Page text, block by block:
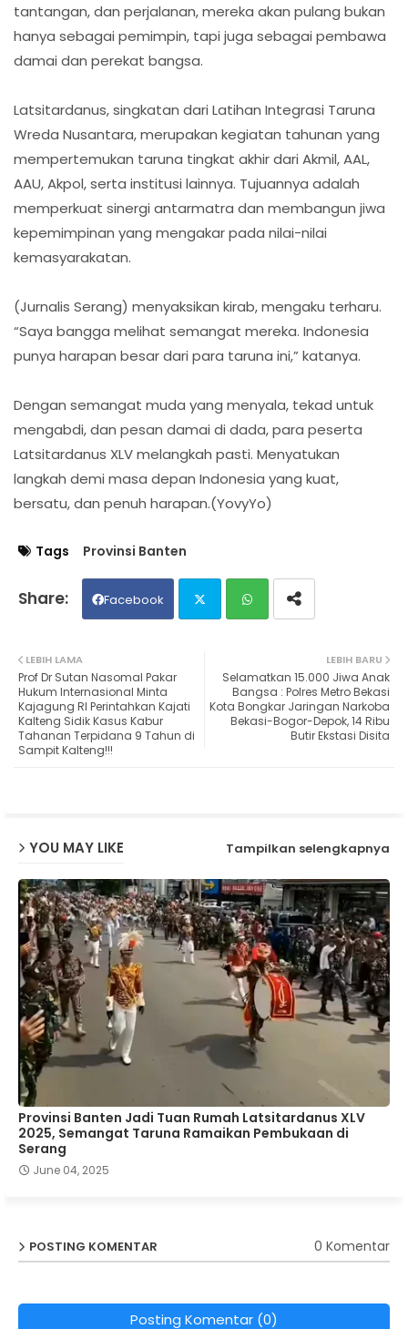
tantangan, dan perjalanan, mereka akan pulang bukan
hanya sebagai pemimpin, tapi juga sebagai pembawa
damai dan perekat bangsa.
Latsitardanus, singkatan dari Latihan Integrasi Taruna
Wreda Nusantara, merupakan kegiatan tahunan yang
mempertemukan taruna tingkat akhir dari Akmil, AAL,
AAU, Akpol, serta institusi lainnya. Tujuannya adalah
memperkuat sinergi antarmatra dan membangun jiwa
kepemimpinan yang mengakar pada nilai-nilai
kemasyarakatan.
(Jurnalis Serang) menyaksikan kirab, mengaku terharu.
“Saya bangga melihat semangat mereka. Indonesia
punya harapan besar dari para taruna ini,” katanya.
Dengan semangat muda yang menyala, tekad untuk
mengabdi, dan pesan damai di dada, para peserta
Latsitardanus XLV melangkah pasti. Menyatukan
langkah demi masa depan Indonesia yang kuat,
bersatu, dan penuh harapan.(YovyYo)
Tags Provinsi Banten
Facebook
ats
ap
LEBIH BARU
Selamatkan 15.000 Jiwa Anak
Bangsa : Polres Metro Bekasi
Kota Bongkar Jaringan Narkoba
Bekasi-Bogor-Depok, 14 Ribu
Butir Ekstasi Disita
LEBIH LAMA
Prof Dr Sutan Nasomal Pakar
Hukum Internasional Minta
Kajagung RI Perintahkan Kajati
Kalteng Sidik Kasus Kabur
Tahanan Terpidana 9 Tahun di
Sampit Kalteng!!!
YOU MAY LIKE Tampilkan selengkapnya
Provinsi Banten Jadi Tuan Rumah Latsitardanus XLV
2025, Semangat Taruna Ramaikan Pembukaan di
Serang
June 04, 2025
POSTING KOMENTAR 0 Komentar
Posting Komentar (0)